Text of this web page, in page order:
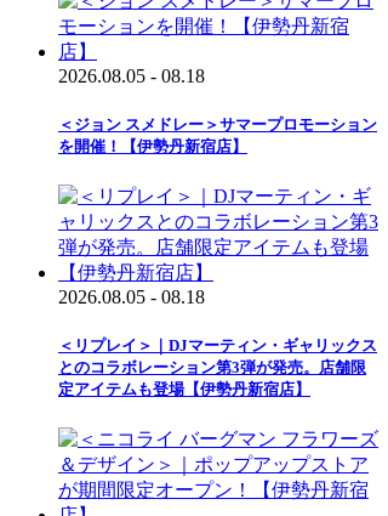
2026.08.05 - 08.18
＜ジョン スメドレー＞サマープロモーション
を開催！【伊勢丹新宿店】
2026.08.05 - 08.18
＜リプレイ＞｜DJマーティン・ギャリックス
とのコラボレーション第3弾が発売。店舗限
定アイテムも登場【伊勢丹新宿店】